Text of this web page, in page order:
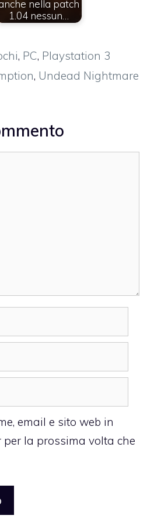
nella patch
1.04 nessun…
, PC, Playstation 3
, Undead Nightmare
email e sito web in
la prossima volta che